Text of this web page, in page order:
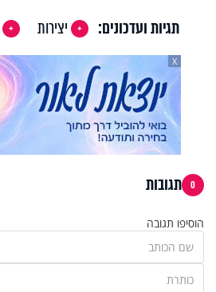
תגיות ועדכונים: יצירות
X
0 תגובות
הוסיפו תגובה